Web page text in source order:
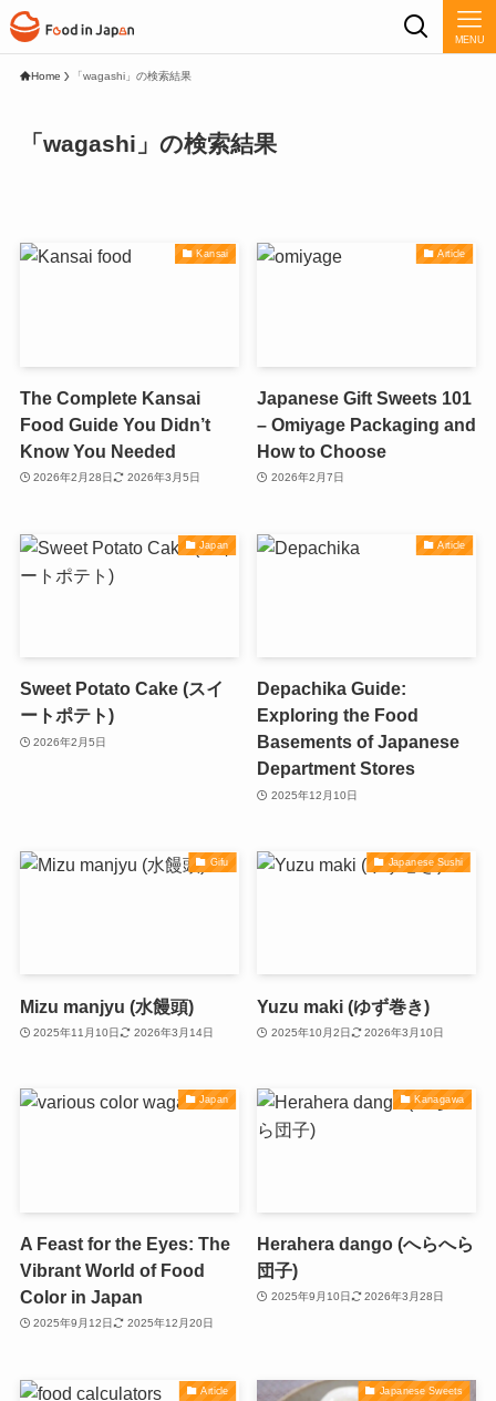
MENU
Home 「wagashi」の検索結果
「wagashi」の検索結果
Kansai
The Complete Kansai
Food Guide You Didn’t
Know You Needed
2026年2月28日 2026年3月5日
Article
Japanese Gift Sweets 101
– Omiyage Packaging and
How to Choose
2026年2月7日
Japan
Sweet Potato Cake (スイ
ートポテト)
2026年2月5日
Article
Depachika Guide:
Exploring the Food
Basements of Japanese
Department Stores
2025年12月10日
Gifu
Mizu manjyu (水饅頭)
2025年11月10日 2026年3月14日
Japanese Sushi
Yuzu maki (ゆず巻き)
2025年10月2日 2026年3月10日
Japan
A Feast for the Eyes: The
Vibrant World of Food
Color in Japan
2025年9月12日 2025年12月20日
Kanagawa
Herahera dango (へらへら
団子)
2025年9月10日 2026年3月28日
Article Japanese Sweets